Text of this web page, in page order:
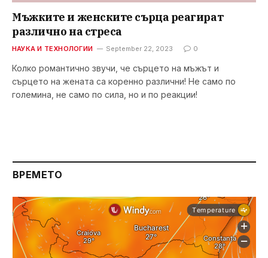
Мъжките и женските сърца реагират
различно на стресa
НАУКА И ТЕХНОЛОГИИ September 22, 2023 0
Колко романтично звучи, че сърцето на мъжът и
сърцето на жената са коренно различни! Не само по
големина, не само по сила, но и по реакции!
ВРЕМЕТО